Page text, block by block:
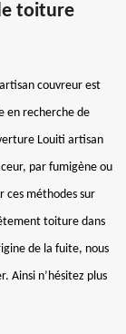
toiture
couvreur est
en recherche de
Louiti artisan
par fumigène ou
ces méthodes sur
toiture dans
de la fuite, nous
Ainsi n’hésitez plus